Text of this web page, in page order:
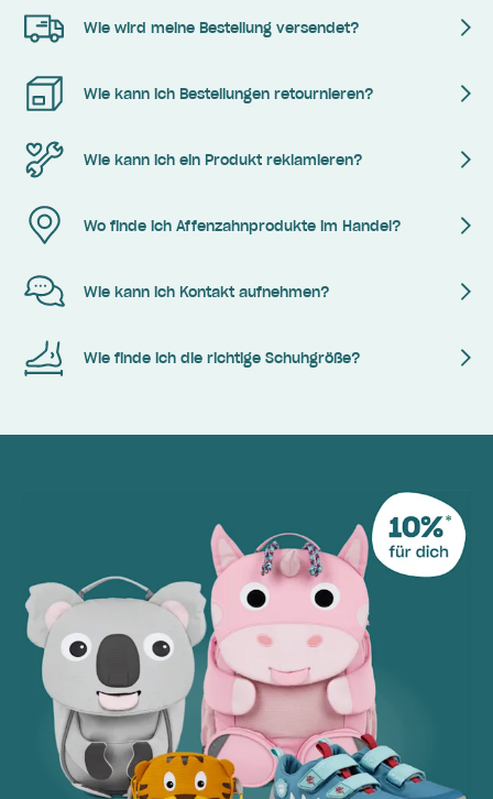
Wie wird meine Bestellung versendet?
Wie kann ich Bestellungen retournieren?
Wie kann ich ein Produkt reklamieren?
Wo finde ich Affenzahnprodukte im Handel?
Wie kann ich Kontakt aufnehmen?
Wie finde ich die richtige Schuhgröße?